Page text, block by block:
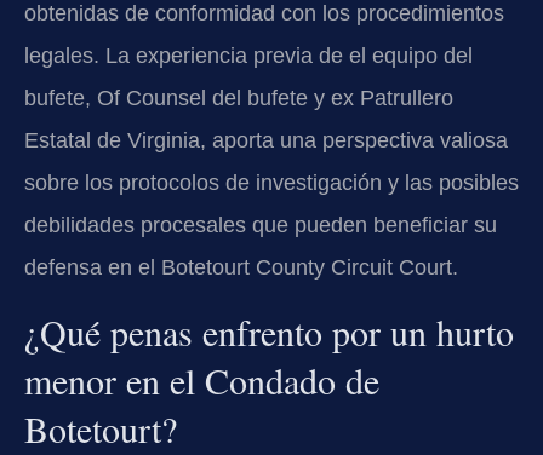
obtenidas de conformidad con los procedimientos
legales. La experiencia previa de el equipo del
bufete, Of Counsel del bufete y ex Patrullero
Estatal de Virginia, aporta una perspectiva valiosa
sobre los protocolos de investigación y las posibles
debilidades procesales que pueden beneficiar su
defensa en el Botetourt County Circuit Court.
¿Qué penas enfrento por un hurto
menor en el Condado de
Botetourt?